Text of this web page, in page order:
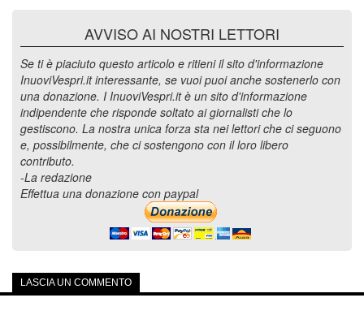
AVVISO AI NOSTRI LETTORI
Se ti è piaciuto questo articolo e ritieni il sito d'informazione
InuoviVespri.it interessante, se vuoi puoi anche sostenerlo con
una donazione. I InuoviVespri.it è un sito d'informazione
indipendente che risponde soltato ai giornalisti che lo
gestiscono. La nostra unica forza sta nei lettori che ci seguono
e, possibilmente, che ci sostengono con il loro libero
contributo.
-La redazione
Effettua una donazione con paypal
LASCIA UN COMMENTO